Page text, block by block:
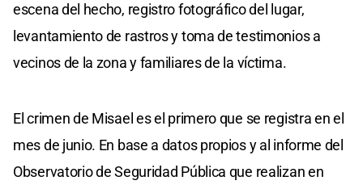
escena del hecho, registro fotográfico del lugar,
levantamiento de rastros y toma de testimonios a
vecinos de la zona y familiares de la víctima.
El crimen de Misael es el primero que se registra en el
mes de junio. En base a datos propios y al informe del
Observatorio de Seguridad Pública que realizan en